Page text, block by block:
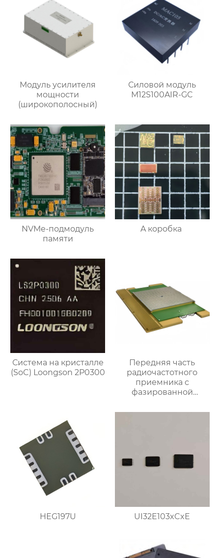
Модуль усилителя
мощности
(широкополосный)
Силовой модуль
M12S100AIR-GC
NVMe-подмодуль
памяти
A коробка
Система на кристалле
(SoC) Loongson 2P0300
Передняя часть
радиочастотного
приемника c
фазированной
диапазона
HEG197U UI32E103xCxE